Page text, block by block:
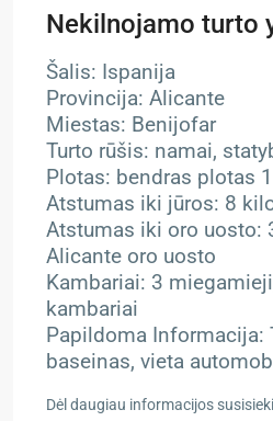
Nekilnojamo turto
Šalis: Ispanija
Provincija: Alicante
Miestas: Benijofar
Turto rūšis: namai,
Plotas: bendras plotas
Atstumas iki jūros: 8
Atstumas iki oro uosto:
Alicante oro uosto
Kambariai: 3
kambariai
Papildoma Informacija:
baseinas, vieta
Dėl daugiau informacijos